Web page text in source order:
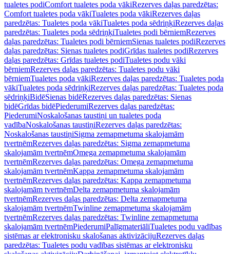
tualetes podiComfort tualetes poda vākiRezerves daļas paredzētas:
Comfort tualetes poda vākiTualetes poda vākiRezerves daļas
paredzētas: Tualetes poda vākiTualetes poda sēdriņķiRezerves daļas
paredzētas: Tualetes poda sēdriņķiTualetes podi bērniemRezerves
daļas paredzētas: Tualetes podi bērniemSienas tualetes podiRezerves
daļas paredzētas: Sienas tualetes podiGrīdas tualetes podiRezerves
daļas paredzētas: Grīdas tualetes podiTualetes podu vāki
bērniemRezerves daļas paredzētas: Tualetes podu vāki
bērniemTualetes poda vākiRezerves daļas paredzētas: Tualetes poda
vākiTualetes poda sēdriņķiRezerves daļas paredzētas: Tualetes poda
sēdriņķiBidēSienas bidēRezerves daļas paredzētas: Sienas
bidēGrīdas bidēPiederumiRezerves daļas paredzētas:
PiederumiNoskalošanas taustiņi un tualetes poda
vadībaNoskalošanas taustiņiRezerves daļas paredzētas:
Noskalošanas taustiņiSigma zemapmetuma skalojamām
tvertnēmRezerves daļas paredzētas: Sigma zemapmetuma
skalojamām tvertnēmOmega zemapmetuma skalojamām
tvertnēmRezerves daļas paredzētas: Omega zemapmetuma
skalojamām tvertnēmKappa zemapmetuma skalojamām
tvertnēmRezerves daļas paredzētas: Kappa zemapmetuma
skalojamām tvertnēmDelta zemapmetuma skalojamām
tvertnēmRezerves daļas paredzētas: Delta zemapmetuma
skalojamām tvertnēmTwinline zemapmetuma skalojamām
tvertnēmRezerves daļas paredzētas: Twinline zemapmetuma
skalojamām tvertnēmPiederumiPalīgmateriāliTualetes podu vadības
sistēmas ar elektronisku skalošanas aktivizācijuRezerves daļas
paredzētas: Tualetes podu vadības sistēmas ar elektronisku